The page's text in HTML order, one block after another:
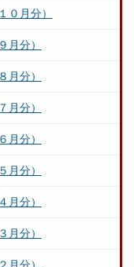
０月分）
月分）
月分）
月分）
月分）
月分）
月分）
月分）